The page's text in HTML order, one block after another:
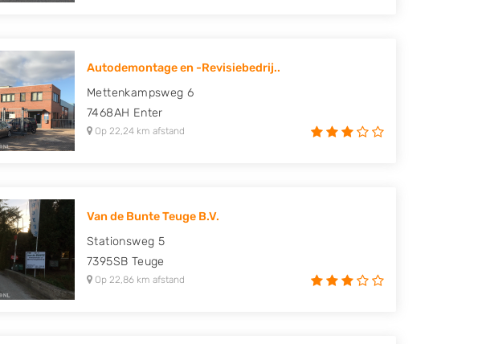
Autodemontage en -Revisiebedrij..
Mettenkampsweg 6
7468AH Enter
Op 22,24 km afstand
Van de Bunte Teuge B.V.
Stationsweg 5
7395SB Teuge
Op 22,86 km afstand